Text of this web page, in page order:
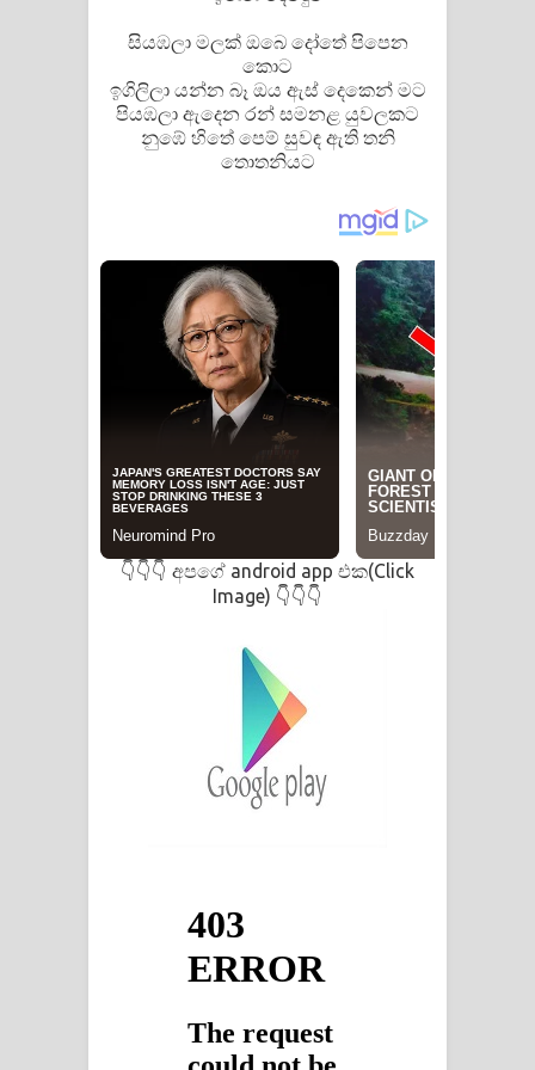
සියඹලා මලක්‌ ඔබෙ දෝතේ පිපෙන
කොට
ඉගිලිලා යන්න බෑ ඔය ඇස්‌ දෙකෙන් මට
පියඹලා ඇදෙන රන් සමනළ යුවලකට
නුඹේ හිතේ පෙම් සුවඳ ඇති තනි
තොතනියට
👇👇👇 අපගේ android app එක(Click
Image) 👇👇👇